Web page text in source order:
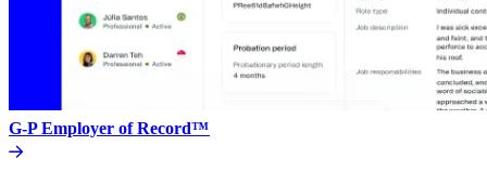
G-P Employer of Record™​​